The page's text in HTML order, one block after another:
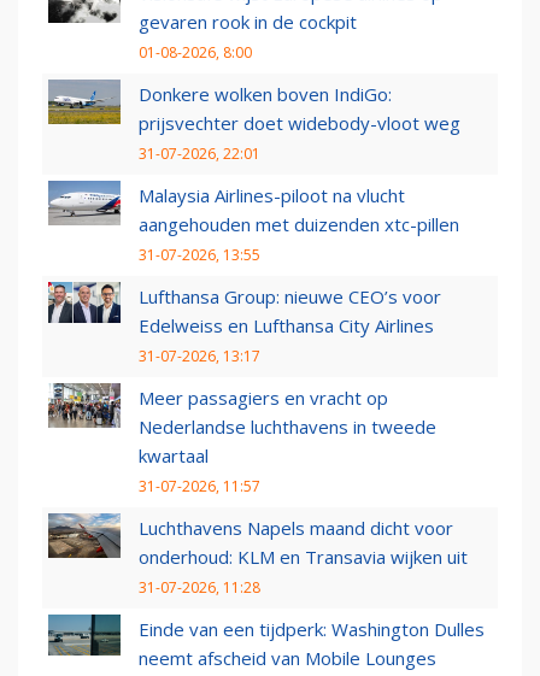
gevaren rook in de cockpit
01-08-2026, 8:00
Donkere wolken boven IndiGo:
prijsvechter doet widebody-vloot weg
31-07-2026, 22:01
Malaysia Airlines-piloot na vlucht
aangehouden met duizenden xtc-pillen
31-07-2026, 13:55
Lufthansa Group: nieuwe CEO’s voor
Edelweiss en Lufthansa City Airlines
31-07-2026, 13:17
Meer passagiers en vracht op
Nederlandse luchthavens in tweede
kwartaal
31-07-2026, 11:57
Luchthavens Napels maand dicht voor
onderhoud: KLM en Transavia wijken uit
31-07-2026, 11:28
Einde van een tijdperk: Washington Dulles
neemt afscheid van Mobile Lounges